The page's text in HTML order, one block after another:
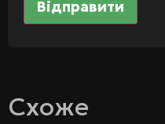
Схоже